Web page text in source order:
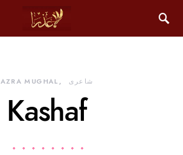
AZRA MUGHAL شاعری
Kashaf